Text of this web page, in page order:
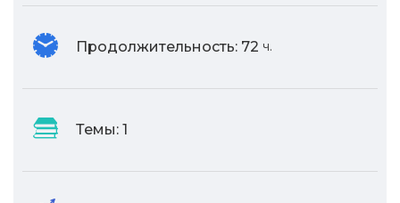
Продолжительность: 72 ч.
Темы: 1